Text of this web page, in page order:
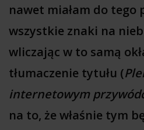
nawet miałam do tego
wszystkie znaki na
wliczając w to samą
tłumaczenie tytułu (
internetowym
na to, że właśnie tym